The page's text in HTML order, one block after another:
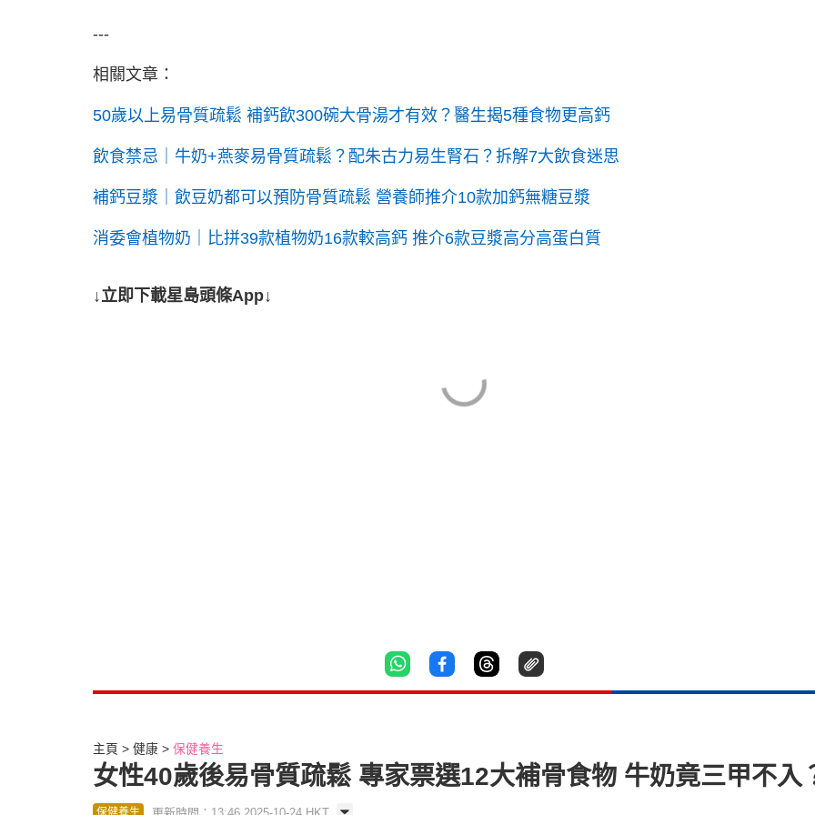
---
相關文章：
50歲以上易骨質疏鬆 補鈣飲300碗大骨湯才有效？醫生揭5種食物更高鈣
飲食禁忌｜牛奶+燕麥易骨質疏鬆？配朱古力易生腎石？拆解7大飲食迷思
補鈣豆漿｜飲豆奶都可以預防骨質疏鬆 營養師推介10款加鈣無糖豆漿
消委會植物奶｜比拼39款植物奶16款較高鈣 推介6款豆漿高分高蛋白質
↓立即下載星島頭條App↓
主頁 健康 保健養生
女性40歲後易骨質疏鬆 專家票選12大補骨食物 牛奶竟三甲不入
保健養生